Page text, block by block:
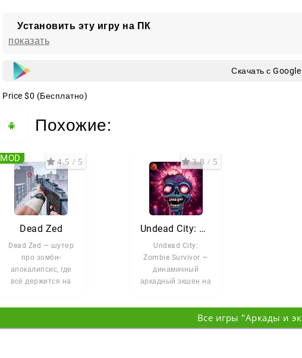
Установить эту игру на ПК
показать
Скачать с
Price $0 (Бесплатно)
Похожие:
Dead Zed
Dead Zed — шутер
про зомби-
апокалипсис, где
всё держится на
4.5 / 5
MOD
Undead City: Zombie Survivor
Undead City:
Zombie Survivor —
динамичный
аркадный экшен на
3.8 / 5
Все игры "Аркады и